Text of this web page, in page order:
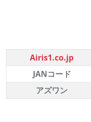
Airis1.co.jp
JANコード
アズワン